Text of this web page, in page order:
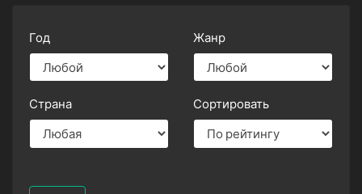
Год Жанр
Страна Сортировать